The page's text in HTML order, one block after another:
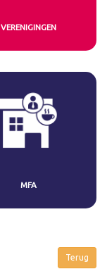
VERENIGINGEN
MFA